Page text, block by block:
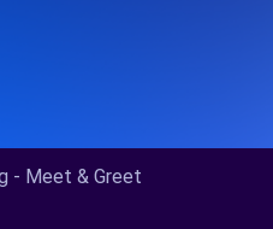
- Meet & Greet